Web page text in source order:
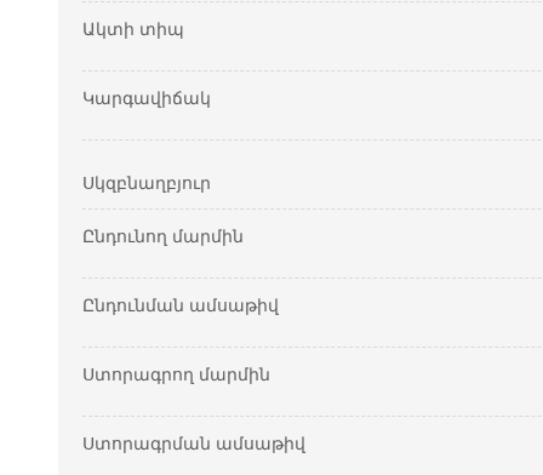
Ակտի տիպ
Կարգավիճակ
Սկզբնաղբյուր
Ընդունող մարմին
Ընդունման ամսաթիվ
Ստորագրող մարմին
Ստորագրման ամսաթիվ